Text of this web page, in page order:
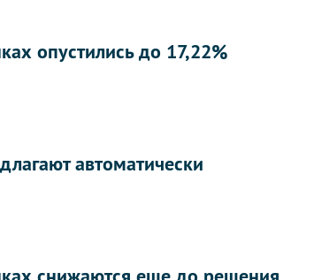
опустились до 17,22%
автоматически